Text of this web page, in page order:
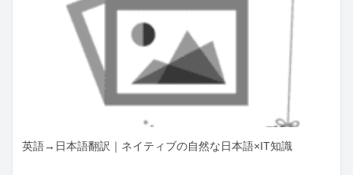
英語→日本語翻訳｜ネイティブの自然な日本語×IT知識